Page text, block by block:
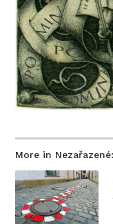
More in Nezařazené: